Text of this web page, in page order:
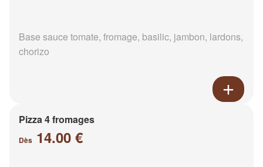
Base sauce tomate, fromage, basilic, jambon, lardons,
chorizo
Pizza 4 fromages
Dès 14.00 €